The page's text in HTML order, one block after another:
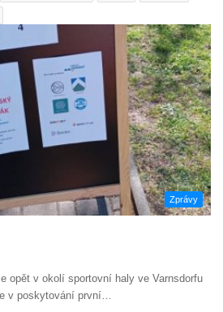
Zprávy
opět v okolí sportovní haly ve Varnsdorfu
v poskytování první…